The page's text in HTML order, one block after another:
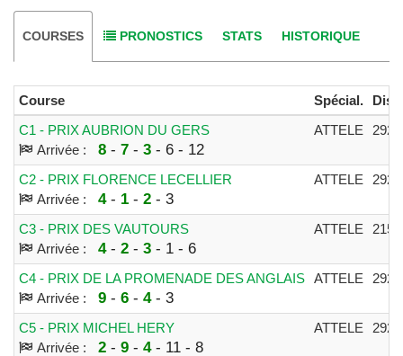
COURSES PRONOSTICS STATS HISTORIQUE
Course Spécial.
Dist.
C1 - PRIX AUBRION DU GERS
Arrivée :
8- 7- 3- 6 - 12
ATTELE
C2 - PRIX FLORENCE LECELLIER
Arrivée :
4- 1 - 2- 3
ATTELE
C3 - PRIX DES VAUTOURS
Arrivée :
4- 2- 3- 1 - 6
ATTELE
C4 - PRIX DE LA PROMENADE DES ANGLAIS
Arrivée :
9- 6- 4- 3
ATTELE
C5 - PRIX MICHEL HERY
Arrivée :
2- 9- 4- 11 - 8
ATTELE